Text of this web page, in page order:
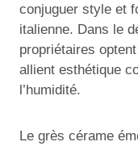
conjuguer style et
italienne. Dans le
propriétaires
allient esthétique
l’humidité.
Le grès cérame